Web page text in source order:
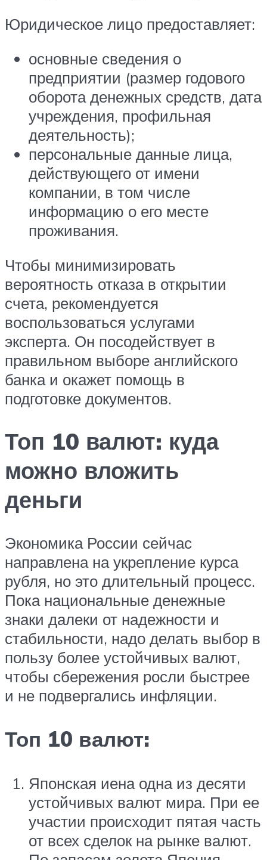
Юридическое лицо предоставляет:
основные сведения о
предприятии (размер годового
оборота денежных средств, дата
учреждения, профильная
деятельность);
персональные данные лица,
действующего от имени
компании, в том числе
информацию о его месте
проживания.
Чтобы минимизировать
вероятность отказа в открытии
счета, рекомендуется
воспользоваться услугами
эксперта. Он посодействует в
правильном выборе английского
банка и окажет помощь в
подготовке документов.
Топ 10 валют: куда
можно вложить
деньги
Экономика России сейчас
направлена на укрепление курса
рубля, но это длительный процесс.
Пока национальные денежные
знаки далеки от надежности и
стабильности, надо делать выбор в
пользу более устойчивых валют,
чтобы сбережения росли быстрее
и не подвергались инфляции.
Топ 10 валют:
Японская иена одна из десяти
устойчивых валют мира. При ее
участии происходит пятая часть
от всех сделок на рынке валют.